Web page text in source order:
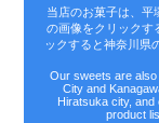
当店のお菓子は、平
の画像をクリックす
ックすると神奈川県
Our sweets are
City and
Hiratsuka city,
product